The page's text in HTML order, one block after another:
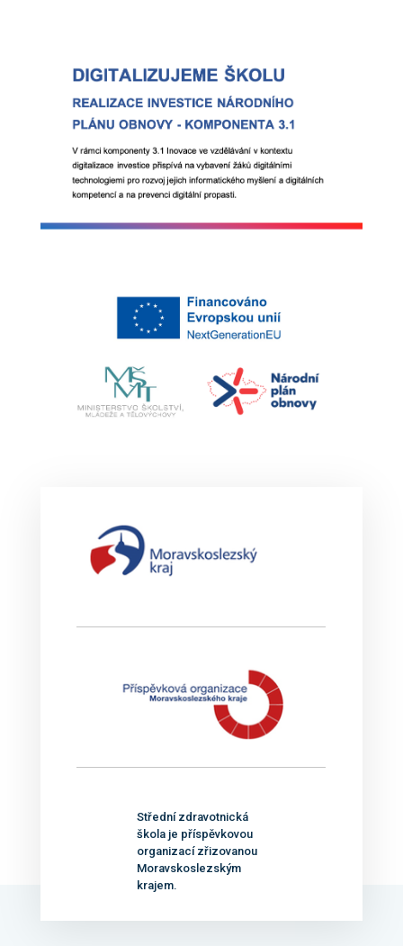
Střední zdravotnická
škola je příspěvkovou
organizací zřizovanou
Moravskoslezským
krajem.